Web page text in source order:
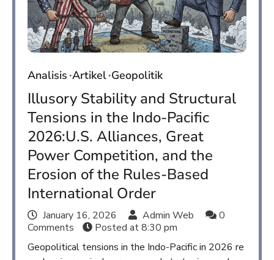
Analisis Artikel Geopolitik
Illusory Stability and Structural
Tensions in the Indo-Pacific
2026:U.S. Alliances, Great
Power Competition, and the
Erosion of the Rules-Based
International Order
January 16, 2026 Admin Web
0
Comments
Posted at8:30 pm
Geopolitical tensions in the Indo-Pacific in 2026 re